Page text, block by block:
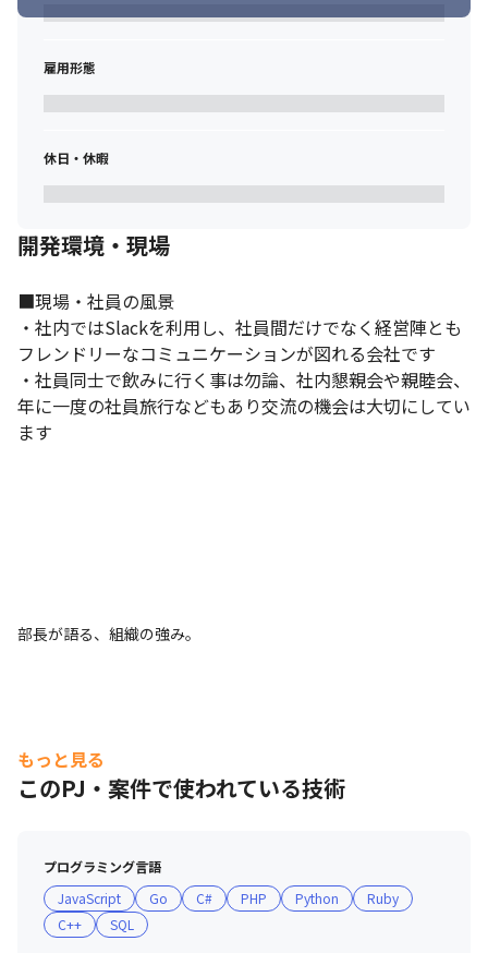
雇用形態
休日・休暇
開発環境・現場
■現場・社員の風景
・社内ではSlackを利用し、社員間だけでなく経営陣とも
フレンドリーなコミュニケーションが図れる会社です
・社員同士で飲みに行く事は勿論、社内懇親会や親睦会、
年に一度の社員旅行などもあり交流の機会は大切にしてい
ます
部長が語る、組織の強み。
もっと見る
このPJ・案件で使われている技術
プログラミング言語
JavaScript
Go C# PHP Python
Ruby
C++
SQL